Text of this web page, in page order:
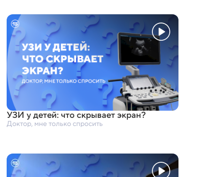
УЗИ у детей: что скрывает экран?
Доктор, мне только спросить